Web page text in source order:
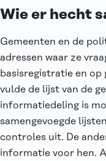
Wie er hecht
Gemeenten en de
adressen waar ze
basisregistratie en op
vulde de lijst van de
informatiedeling is
samengevoegde
controles uit. De
informatie voor hen.